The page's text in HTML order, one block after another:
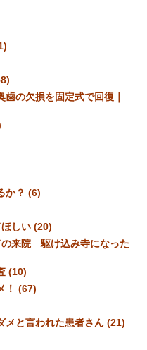
の欠損を固定式で回復｜
か？ (6)
しい (20)
の来院 駆け込み寺になった
(10)
！ (67)
メと言われた患者さん (21)